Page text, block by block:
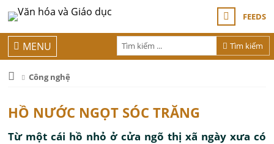
FEEDS
Tìm kiếm
MENU
Công nghệ
HỒ NƯỚC NGỌT SÓC TRĂNG
Từ một cái hồ nhỏ ở cửa ngõ thị xã ngày xưa có